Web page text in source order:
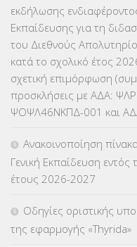
εκδήλωσης
Εκπαίδευσης για τη
του Διεθνούς
κατά το σχολικό έτος
σχετική επιμόρφωση
προσκλήσεις με ΑΔΑ:
ΨΟΨΛ46ΝΚΠΔ-001 και
Ανακοινοποίηση
Γενική Εκπαίδευση
έτους 2026-2027
Οδηγίες οριστικής
της εφαρμογής «Thyrida»